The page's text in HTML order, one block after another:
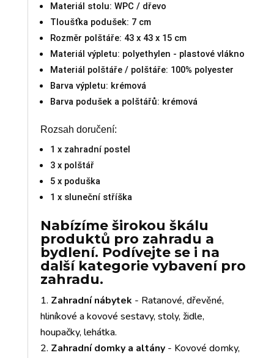
Materiál stolu: WPC / dřevo
Tloušťka podušek: 7 cm
Rozměr polštáře: 43 x 43 x 15 cm
Materiál výpletu: polyethylen - plastové vlákno
Materiál polštáře / polštáře: 100% polyester
Barva výpletu: krémová
Barva podušek a polštářů: krémová
Rozsah doručení:
1 x zahradní postel
3 x polštář
5 x poduška
1 x sluneční stříška
Nabízíme širokou škálu
produktů pro zahradu a
bydlení. Podívejte se i na
další kategorie vybavení pro
zahradu.
Zahradní nábytek - Ratanové, dřevěné,
hliníkové a kovové sestavy, stoly, židle,
houpačky, lehátka.
Zahradní domky a altány- Kovové domky,